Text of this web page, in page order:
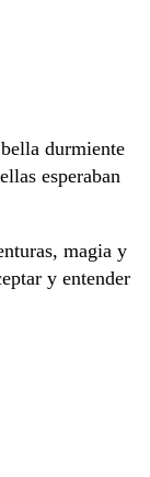
durmiente
esperaban
magia y
y entender